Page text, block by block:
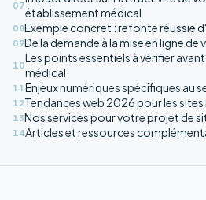
07
établissement médical
08Exemple concret : refonte réussie
09De la demande à la mise en ligne
10
Les points essentiels à vérifier
médical
11 Enjeux numériques spécifiques au
12Tendances web 2026 pour les
13Nos services pour votre projet de
14Articles et ressources